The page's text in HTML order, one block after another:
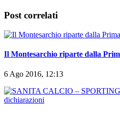
Post correlati
Il Montesarchio riparte dalla
6 Ago 2016, 12:13